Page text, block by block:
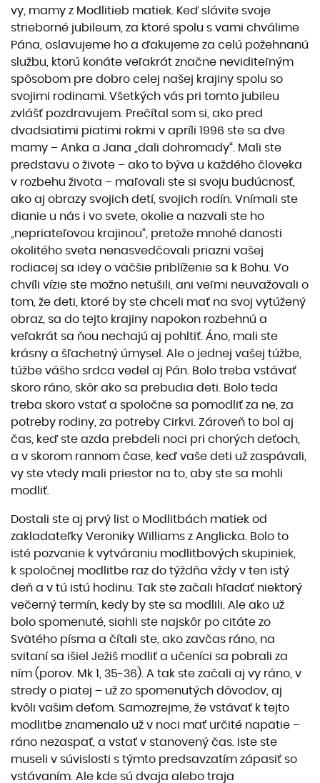
vy, mamy z Modlitieb matiek. Keď slávite svoje
strieborné jubileum, za ktoré spolu s vami chválime
Pána, oslavujeme ho a ďakujeme za celú požehnanú
službu, ktorú konáte veľakrát značne neviditeľným
spôsobom pre dobro celej našej krajiny spolu so
svojimi rodinami. Všetkých vás pri tomto jubileu
zvlášť pozdravujem. Prečítal som si, ako pred
dvadsiatimi piatimi rokmi v apríli 1996 ste sa dve
mamy – Anka a Jana „dali dohromady“. Mali ste
predstavu o živote – ako to býva u každého človeka
v rozbehu života – maľovali ste si svoju budúcnosť,
ako aj obrazy svojich detí, svojich rodín. Vnímali ste
dianie u nás i vo svete, okolie a nazvali ste ho
„nepriateľovou krajinou“, pretože mnohé danosti
okolitého sveta nenasvedčovali priazni vašej
rodiacej sa idey o väčšie priblíženie sa k Bohu. Vo
chvíli vízie ste možno netušili, ani veľmi neuvažovali o
tom, že deti, ktoré by ste chceli mať na svoj vytúžený
obraz, sa do tejto krajiny napokon rozbehnú a
veľakrát sa ňou nechajú aj pohltiť. Áno, mali ste
krásny a šľachetný úmysel. Ale o jednej vašej túžbe,
túžbe vášho srdca vedel aj Pán. Bolo treba vstávať
skoro ráno, skôr ako sa prebudia deti. Bolo teda
treba skoro vstať a spoločne sa pomodliť za ne, za
potreby rodiny, za potreby Cirkvi. Zároveň to bol aj
čas, keď ste azda prebdeli noci pri chorých deťoch,
a v skorom rannom čase, keď vaše deti už zaspávali,
vy ste vtedy mali priestor na to, aby ste sa mohli
modliť.
Dostali ste aj prvý list o Modlitbách matiek od
zakladateľky Veroniky Williams z Anglicka. Bolo to
isté pozvanie k vytváraniu modlitbových skupiniek,
k spoločnej modlitbe raz do týždňa vždy v ten istý
deň a v tú istú hodinu. Tak ste začali hľadať niektorý
večerný termín, kedy by ste sa modlili. Ale ako už
bolo spomenuté, siahli ste najskôr po citáte zo
Svätého písma a čítali ste, ako zavčas ráno, na
svitaní sa išiel Ježiš modliť a učeníci sa pobrali za
ním (porov. Mk 1, 35-36). A tak ste začali aj vy ráno, v
stredy o piatej – už zo spomenutých dôvodov, aj
kvôli vašim deťom. Samozrejme, že vstávať k tejto
modlitbe znamenalo už v noci mať určité napätie –
ráno nezaspať, a vstať v stanovený čas. Iste ste
museli v súvislosti s týmto predsavzatím zápasiť so
vstávaním. Ale kde sú dvaja alebo traja